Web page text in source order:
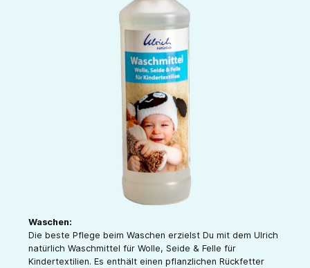
Waschen:
Die beste Pflege beim Waschen erzielst Du mit dem Ulrich
natürlich Waschmittel für Wolle, Seide & Felle für
Kindertextilien. Es enthält einen pflanzlichen Rückfetter